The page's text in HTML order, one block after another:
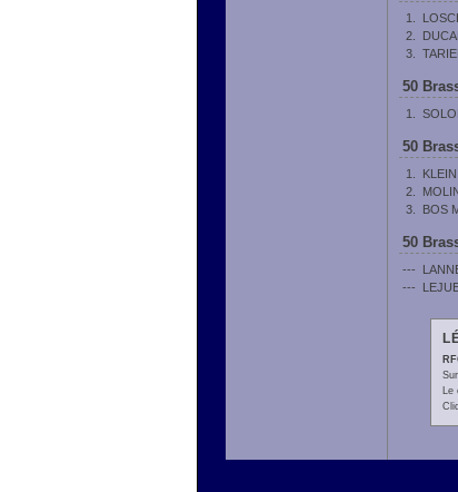
1.
2.
3.
50
1.
50
1.
2.
3. BOS
50
---
---
Le